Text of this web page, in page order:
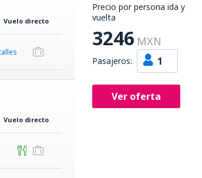
Precio por persona ida y
vuelta
3246 MXN
Pasajeros: 1
Ver oferta
Vuelo directo
Vuelo directo